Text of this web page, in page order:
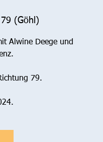
(Göhl)
Alwine Deege und
79.